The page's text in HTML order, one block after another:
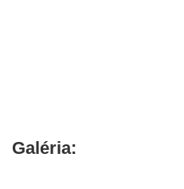
Galéria: